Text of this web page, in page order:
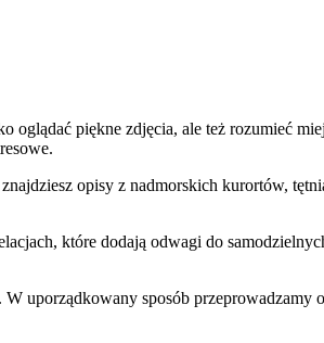
oglądać piękne zdjęcia, ale też rozumieć
opisy z nadmorskich kurortów,
które dodają odwagi do
uporządkowany sposób przeprowadzamy